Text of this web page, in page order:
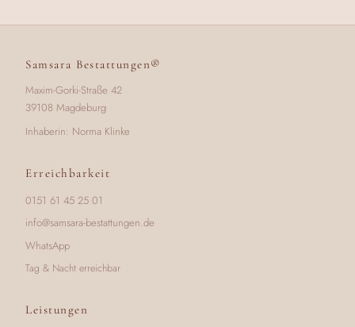
Samsara Bestattungen®
Maxim-Gorki-Straße 42
39108 Magdeburg
Inhaberin: Norma Klinke
Erreichbarkeit
0151 61 45 25 01
info@samsara-bestattungen.de
WhatsApp
Tag & Nacht erreichbar
Leistungen